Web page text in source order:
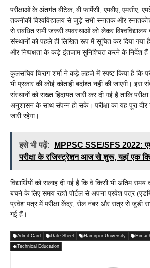
परीक्षाओं के अंतर्गत बीटेक, बी फार्मेसी, एमबीए, एमसीए,
तकनीकी विश्वविद्यालय से जुड़े सभी स्नातक और
से संबंधित सभी जरूरी व्यवस्थाओं को लेकर विश्वविद्यालय
संस्थानों को पहले ही लिखित रूप में सूचित कर दिया गया
और निष्पक्षता के कड़े इंतजाम सुनिश्चित करने के निर्देश
कुलसचिव चिराग शर्मा ने कड़े लहजे में स्पष्ट किया है कि
भी प्रकार की कोई कोताही बर्दाश्त नहीं की जाएगी। इस
संस्थानों को सख्त हिदायत जारी कर दी गई है ताकि
अनुशासन के साथ संपन्न हो सके। परीक्षा का यह पूरा
जारी रहेगा।
इसे भी पढ़ें:
MPPSC SSE/SFS 2022:
परीक्षा के रजिस्ट्रेशन आज से शुरू, यहां एक
विद्यार्थियों को सलाह दी गई है कि वे किसी भी अंतिम
बचने के लिए समय रहते पोर्टल से अपना प्रवेश पत्र
प्रवेश पत्र में परीक्षा केंद्र, रोल नंबर और सत्र से जुड़ी
गई हैं।
Admit Card Date Sheet Hamirpur University
Technical Education